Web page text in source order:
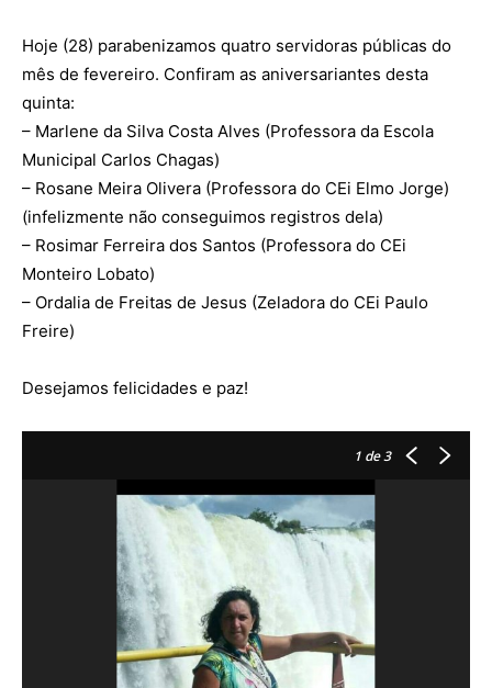
Hoje (28) parabenizamos quatro servidoras públicas do
mês de fevereiro. Confiram as aniversariantes desta
quinta:
– Marlene da Silva Costa Alves (Professora da Escola
Municipal Carlos Chagas)
– Rosane Meira Olivera (Professora do CEi Elmo Jorge)
(infelizmente não conseguimos registros dela)
– Rosimar Ferreira dos Santos (Professora do CEi
Monteiro Lobato)
– Ordalia de Freitas de Jesus (Zeladora do CEi Paulo
Freire)
Desejamos felicidades e paz!
1 de 3